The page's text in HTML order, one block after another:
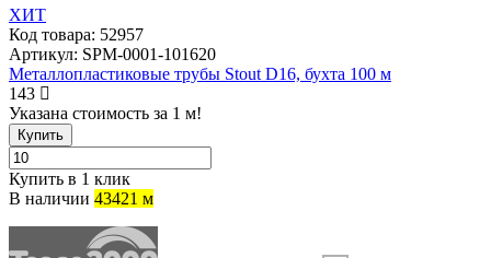
ХИТ
Код товара: 52957
Артикул: SPM-0001-101620
Металлопластиковые трубы Stout D16, бухта 100 м
143
Указана стоимость за 1 м!
Купить
Купить в 1 клик
В наличии 43421 м